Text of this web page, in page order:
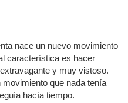
nace un nuevo movimiento
característica es hacer
y muy vistoso.
que nada tenía
hacía tiempo.